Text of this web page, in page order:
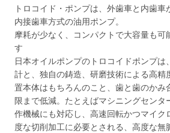
トロコイド・ポンプは、外歯車と内歯車
内接歯車方式の油用ポンプ。
摩耗が少なく、コンパクトで大容量も可
す
日本オイルポンプのトロコイドポンプは
計と、独自の鋳造、研磨技術による高精
置本体はもちろんのこと、歯と歯のかみ
限まで低減。たとえばマシニングセンタ
作機械にも対応し、高速回転かつマイク
度な切削加工に必要とされる、高度な無